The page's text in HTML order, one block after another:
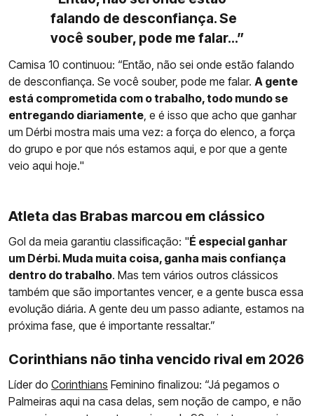
falando de desconfiança. Se
você souber, pode me falar...”
Camisa 10 continuou: “Então, não sei onde estão falando
de desconfiança. Se você souber, pode me falar. A gente
está comprometida com o trabalho, todo mundo se
entregando diariamente, e é isso que acho que ganhar
um Dérbi mostra mais uma vez: a força do elenco, a força
do grupo e por que nós estamos aqui, e por que a gente
veio aqui hoje."
Atleta das Brabas marcou em clássico
Gol da meia garantiu classificação: "É especial ganhar
um Dérbi. Muda muita coisa, ganha mais confiança
dentro do trabalho. Mas tem vários outros clássicos
também que são importantes vencer, e a gente busca essa
evolução diária. A gente deu um passo adiante, estamos na
próxima fase, que é importante ressaltar.”
Corinthians não tinha vencido rival em 2026
Líder do Corinthians Feminino finalizou: “Já pegamos o
Palmeiras aqui na casa delas, sem noção de campo, e não